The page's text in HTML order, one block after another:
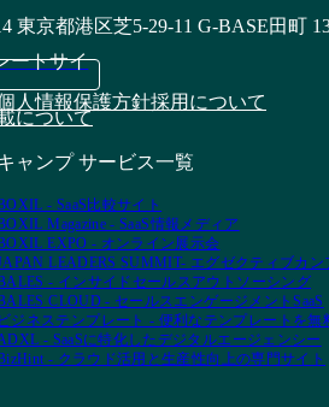
資料請求リストに追加
東京都港区芝5-29-11 G-BASE田町
ートサイ
人情報保護方針採用について
について
ャンプ サービス一覧
- SaaS比較サイト
Magazine - SaaS情報メディア
EXPO - オンライン展示会
LEADERS SUMMIT- エグゼクティブカン
- インサイドセールスアウトソーシング
CLOUD - セールスエンゲージメントSaaS
ビジネステンプレート - 便利なテンプレートを無
- SaaSに特化したデジタルエージェンシー
- クラウド活用と生産性向上の専門サイト